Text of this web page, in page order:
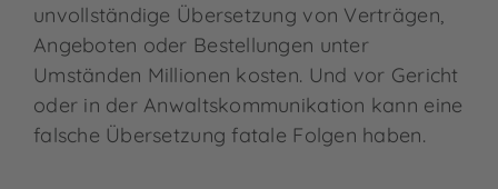
unvollständige Übersetzung von Verträgen,
Angeboten oder Bestellungen unter
Umständen Millionen kosten. Und vor Gericht
oder in der Anwaltskommunikation kann eine
falsche Übersetzung fatale Folgen haben.